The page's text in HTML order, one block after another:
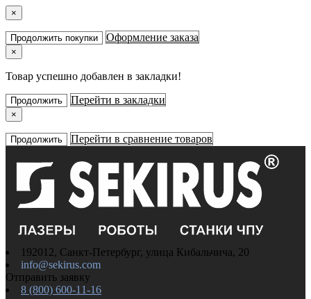
×
Продолжить покупки Оформление заказа
×
Товар успешно добавлен в закладки!
Продолжить Перейти в закладки
×
Продолжить Перейти в сравнение товаров
192012, Санкт-Петербург, улица Кибальчича, 20
info@sekirus.com
Отправить заявку
8 (800) 600-11-16